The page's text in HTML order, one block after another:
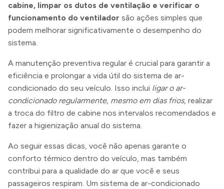
cabine, limpar os dutos de ventilação e verificar o
funcionamento do ventilador são ações simples que
podem melhorar significativamente o desempenho do
sistema.
A manutenção preventiva regular é crucial para garantir a
eficiência e prolongar a vida útil do sistema de ar-
condicionado do seu veículo. Isso inclui ligar o ar-
condicionado regularmente, mesmo em dias frios, realizar
a troca do filtro de cabine nos intervalos recomendados e
fazer a higienização anual do sistema.
Ao seguir essas dicas, você não apenas garante o
conforto térmico dentro do veículo, mas também
contribui para a qualidade do ar que você e seus
passageiros respiram. Um sistema de ar-condicionado